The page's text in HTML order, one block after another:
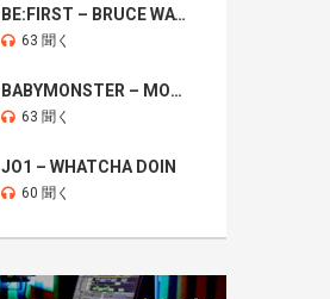
BE:FIRST – BRUCE WAYNE
63 聞く
BABYMONSTER – MOON
63 聞く
JO1 – WHATCHA DOIN
60 聞く